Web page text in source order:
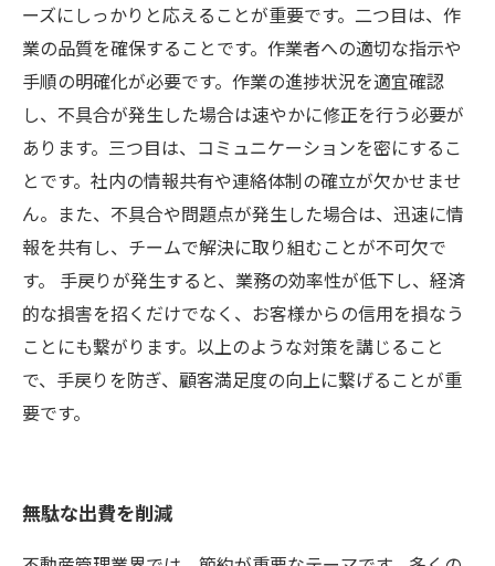
ーズにしっかりと応えることが重要です。二つ目は、作
業の品質を確保することです。作業者への適切な指示や
手順の明確化が必要です。作業の進捗状況を適宜確認
し、不具合が発生した場合は速やかに修正を行う必要が
あります。三つ目は、コミュニケーションを密にするこ
とです。社内の情報共有や連絡体制の確立が欠かせませ
ん。また、不具合や問題点が発生した場合は、迅速に情
報を共有し、チームで解決に取り組むことが不可欠で
す。 手戻りが発生すると、業務の効率性が低下し、経済
的な損害を招くだけでなく、お客様からの信用を損なう
ことにも繋がります。以上のような対策を講じること
で、手戻りを防ぎ、顧客満足度の向上に繋げることが重
要です。
無駄な出費を削減